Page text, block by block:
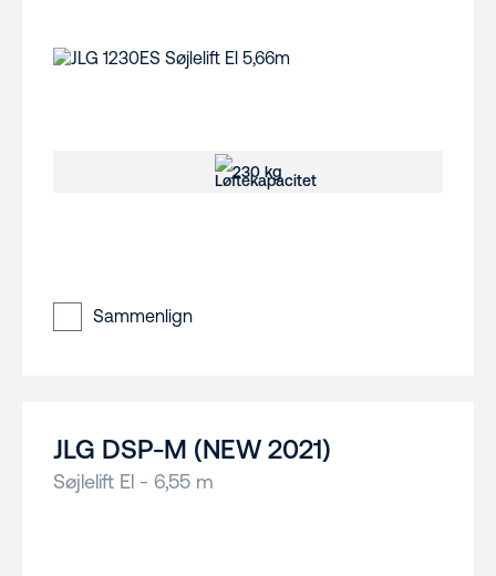
230 kg
Sammenlign
JLG DSP-M (NEW 2021)
Søjlelift El - 6,55 m